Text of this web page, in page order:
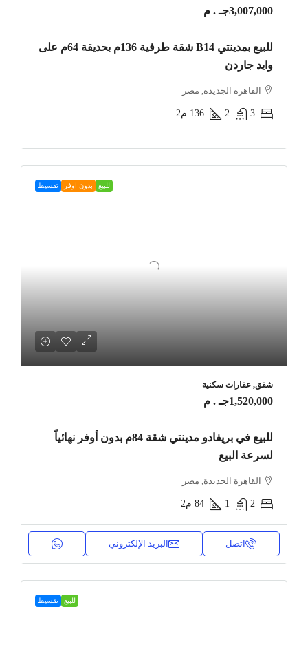
3,007,000جـ . م
للبيع بمدينتي B14 شقة طرفية 136م بحديقة 64م على
وايد جاردن
القاهرة الجديدة, مصر
3
2
136 م2
للبيع بدون اوفر تقسيط
شقق, عقارات سكنية
1,520,000جـ . م
للبيع في بريفادو مدينتي شقة 84م بدون أوفر نهائياً
لسرعة البيع
القاهرة الجديدة, مصر
2
1
84 م2
اتصل البريد الإلكتروني
للبيع تقسيط